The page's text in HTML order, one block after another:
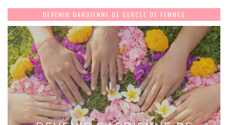
DEVENIR GARDIENNE DE CERCLE DE FEMMES